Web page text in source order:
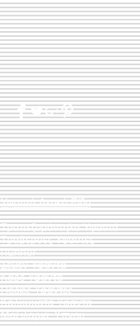
Υφαντά Λευκά Είδη
Τραπεζομάντηλα Υφαντά
Τραβέρσες Υφαντές
Runner
Σεμέν Υφαντά
Καρέ Υφαντά
Ποδιές Υφαντές
Καλύμματα Υφαντά
Μαξιλάρια Ύπνου